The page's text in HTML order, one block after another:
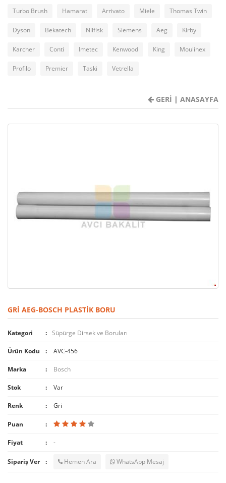
Turbo Brush Hamarat Arrivato Miele Thomas Twin
Dyson Bekatech Nilfisk Siemens Aeg Kirby
Karcher Conti Imetec Kenwood King Moulinex
Profilo Premier Taski Vetrella
GERİ | ANASAYFA
GRI AEG-BOSCH PLASTIK BORU
Kategori Süpürge Dirsek ve Boruları
Ürün Kodu AVC-456
Marka Bosch
Stok Var
Renk Gri
Puan
Fiyat -
Sipariş Ver Hemen Ara WhatsApp Mesaj